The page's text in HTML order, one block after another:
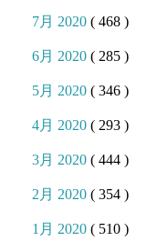
7月 2020( 468 )
6月 2020( 285 )
5月 2020( 346 )
4月 2020( 293 )
3月 2020( 444 )
2月 2020( 354 )
1月 2020( 510 )